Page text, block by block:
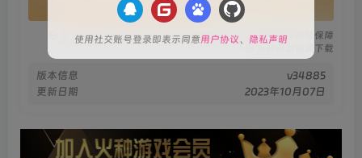
开通会员
安全绿色无毒保障 永久免费稳定更新
资源有效持续保障
火种网盘极速下载
版本信息
v34885
更新日期
2023年10月07日
使用社交账号登录即表示同意用户协议、 隐私声明